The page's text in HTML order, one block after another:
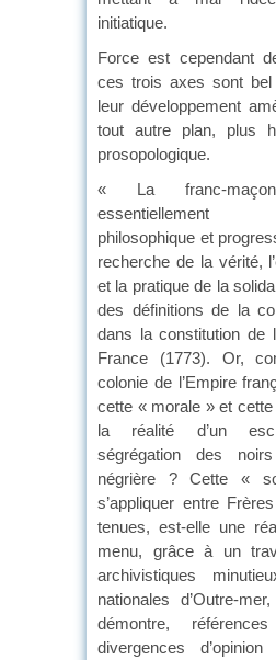
initiatique.
Force est cependant
ces trois axes sont bel
leur développement
tout autre plan, plus
prosopologique.
« La franc-
essentiellement
philosophique et
recherche de la vérité,
et la pratique de la
des définitions de la
dans la constitution de
France (1773). Or,
colonie de l’Empire
cette « morale » et
la réalité d’un
ségrégation des
négrière ? Cette «
s’appliquer entre
tenues, est-elle une
menu, grâce à un
archivistiques
nationales d’Outre-
démontre,
divergences